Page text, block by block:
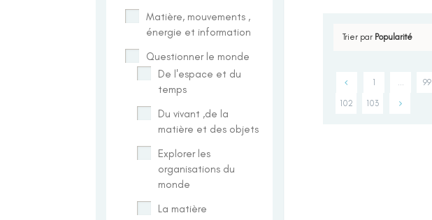
Trier par Popularité
1 99
102 103
Matière, mouvements ,
énergie et information
Questionner le monde
De l'espace et du
temps
Du vivant ,de la
matière et des objets
Explorer les
organisations du
monde
La matière